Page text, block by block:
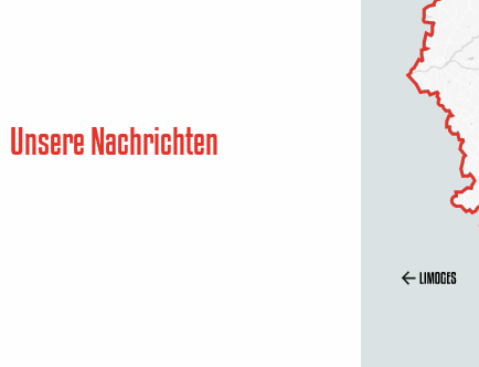
Unsere Nachrichten